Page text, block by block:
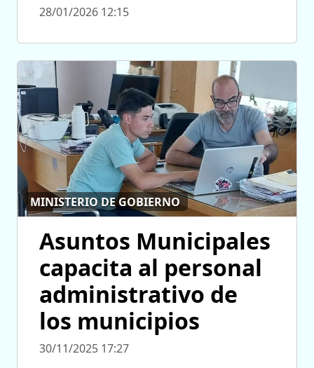
28/01/2026 12:15
MINISTERIO DE GOBIERNO
Asuntos Municipales
capacita al personal
administrativo de
los municipios
30/11/2025 17:27